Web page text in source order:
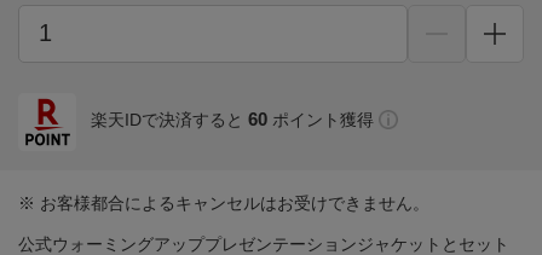
楽天IDで決済すると 60 ポイント獲得
※ お客様都合によるキャンセルはお受けできません。
公式ウォーミングアッププレゼンテーションジャケットとセット